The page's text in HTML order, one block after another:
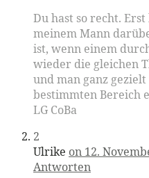
Du hast so recht.
meinem Mann
ist, wenn einem
wieder die gleichen
und man ganz
bestimmten Bereich
LG CoBa
2
Ulrike on 12.
Antworten